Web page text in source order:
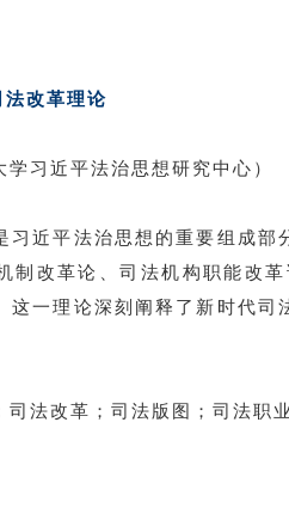
改革理论
学习近平法治思想研究中心）
习近平法治思想的重要组成
制改革论、司法机构职能改
这一理论深刻阐释了新时代
司法改革；司法版图；司法职